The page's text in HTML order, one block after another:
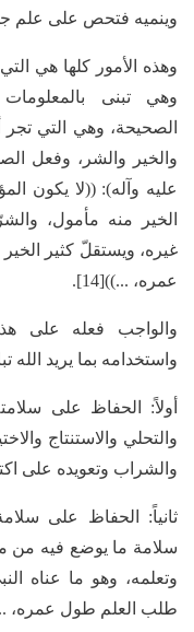
وينميه فتحص على علم
وهذه الأمور كلها هي التي
وهي تبنى بالمعلومات
الصحيحة، وهي التي تجر
والخير والشر، وفعل
عليه وآله): ((لا يكون
الخير منه مأمول،
غيره، ويستقلّ كثير
عمره، ...))[14].
والواجب فعله على
واستخدامه بما يريد الله
أولاً: الحفاظ على
والتحلي والاستنتاج
والشراب وتعويده على
ثانياً: الحفاظ على
سلامة ما يوضع فيه من
وتعلمه، وهو ما عناه
طلب العلم طول عمره،